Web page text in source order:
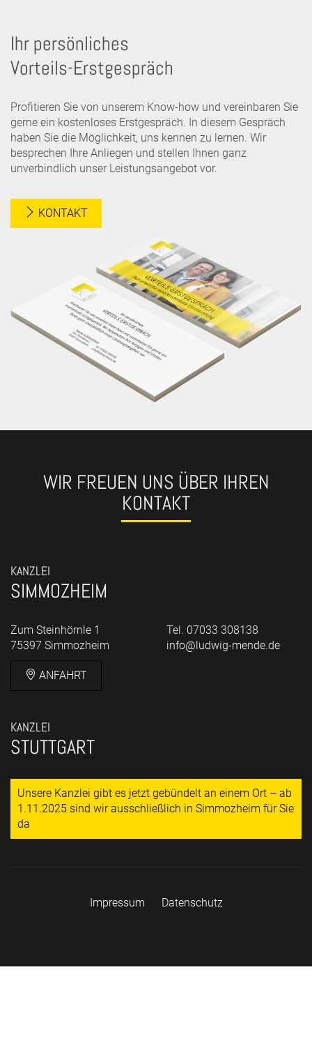
Ihr persönliches
Vorteils-Erstgespräch
Profitieren Sie von unserem Know-how und vereinbaren Sie
gerne ein kostenloses Erstgespräch. In diesem Gespräch
haben Sie die Möglichkeit, uns kennen zu lernen. Wir
besprechen Ihre Anliegen und stellen Ihnen ganz
unverbindlich unser Leistungsangebot vor.
KONTAKT
WIR FREUEN UNS ÜBER IHREN
KONTAKT
KANZLEI
SIMMOZHEIM
Zum Steinhörnle 1
75397 Simmozheim
ANFAHRT
Tel. 07033 308138
info@ludwig-mende.de
KANZLEI
STUTTGART
Unsere Kanzlei gibt es jetzt gebündelt an einem Ort – ab
1.11.2025 sind wir ausschließlich in Simmozheim für Sie
da
Impressum Datenschutz